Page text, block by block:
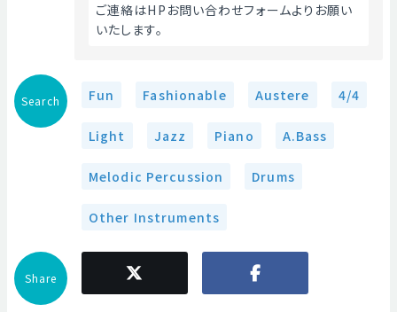
ご連絡はHPお問い合わせフォームよりお願い
いたします。
Search Fun Fashionable Austere 4/4
Light Jazz Piano A.Bass
Melodic Percussion Drums
Other Instruments
Share